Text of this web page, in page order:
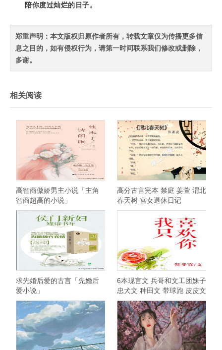
陪你度过灿烂的日子。
郑重声明：本文版权归原作者所有，转载文章仅为传播更多信
息之目的，如有侵权行为，请第一时间联系我们修改或删除，
多谢。
相关阅读
高智商傲娇男主小说「主角
智商超高的小说」
高分古言完本 禁庭 姜萱 渭北
春天树 宫女退休日记
求先婚后爱的古言「先婚后
爱小说」
6本现言文 兵哥和文工团妹子
忠犬文 种田文 带球跑 皮皮文